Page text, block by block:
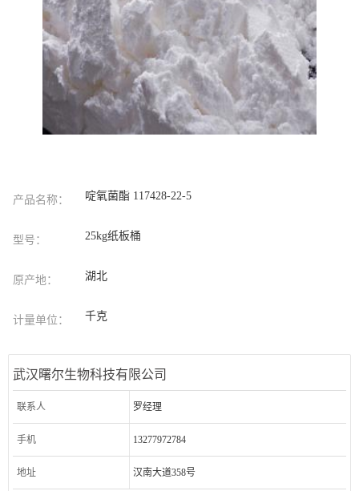
产品名称： 啶氧菌酯 117428-22-5
型号： 25kg纸板桶
原产地： 湖北
计量单位： 千克
武汉曙尔生物科技有限公司
联系人 罗经理
手机 13277972784
地址 汉南大道358号